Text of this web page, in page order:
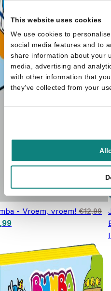
This website uses cookies
We use cookies to
social media features and to
share information about your
media, advertising and
with other information that
they’ve collected from your
- Vroem, vroem! €12,99
prijs was:
Huidige prijs is: €9,99.